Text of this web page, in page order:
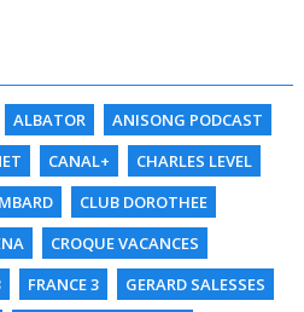
ALBATOR
ANISONG PODCAST
CANAL+
CHARLES LEVEL
CLUB DOROTHEE
CROQUE VACANCES
FRANCE 3
GERARD SALESSES